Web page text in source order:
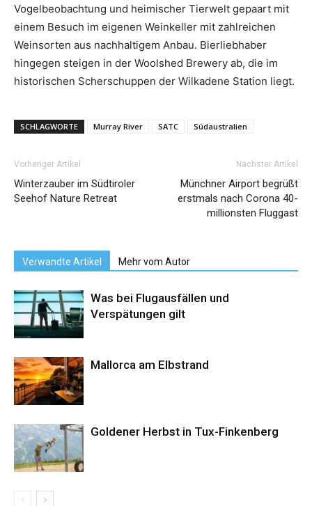
Vogelbeobachtung und heimischer Tierwelt gepaart mit
einem Besuch im eigenen Weinkeller mit zahlreichen
Weinsorten aus nachhaltigem Anbau. Bierliebhaber
hingegen steigen in der Woolshed Brewery ab, die im
historischen Scherschuppen der Wilkadene Station liegt.
SCHLAGWORTE Murray River SATC Südaustralien
Vorheriger Artikel
Winterzauber im Südtiroler
Seehof Nature Retreat
Nächster Artikel
Münchner Airport begrüßt
erstmals nach Corona 40-
millionsten Fluggast
Verwandte Artikel Mehr vom Autor
Was bei Flugausfällen und
Verspätungen gilt
Mallorca am Elbstrand
Goldener Herbst in Tux-Finkenberg